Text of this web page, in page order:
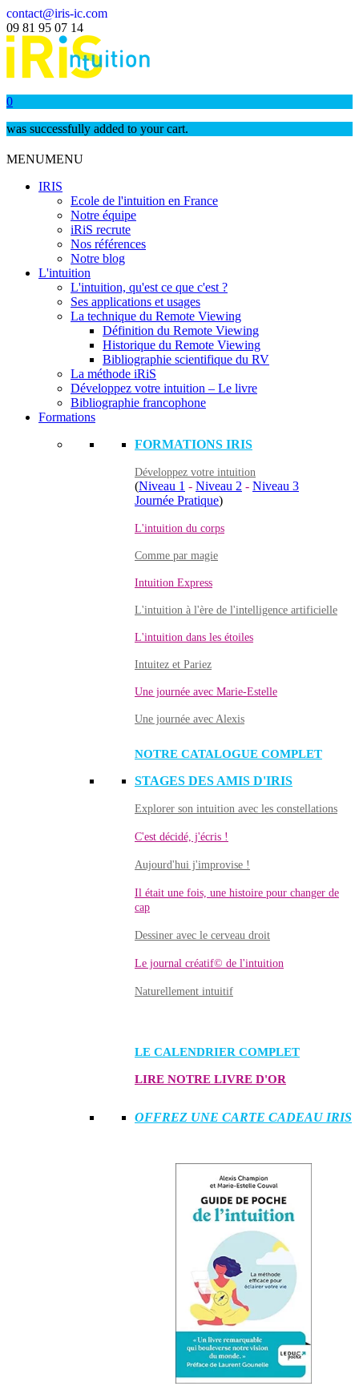
contact@iris-ic.com
09 81 95 07 14
0
was successfully added to your cart.
MENUMENU
IRIS
Ecole de l'intuition en France
Notre équipe
iRiS recrute
Nos références
Notre blog
L'intuition
L'intuition, qu'est ce que c'est ?
Ses applications et usages
La technique du Remote Viewing
Définition du Remote Viewing
Historique du Remote Viewing
Bibliographie scientifique du RV
La méthode iRiS
Développez votre intuition – Le livre
Bibliographie francophone
Formations
FORMATIONS IRIS
Développez votre intuition
(Niveau 1 - Niveau 2 - Niveau 3
Journée Pratique)
L'intuition du corps
Comme par magie
Intuition Express
L'intuition à l'ère de l'intelligence artificielle
L'intuition dans les étoiles
Intuitez et Pariez
Une journée avec Marie-Estelle
Une journée avec Alexis
NOTRE CATALOGUE COMPLET
STAGES DES AMIS D'IRIS
Explorer son intuition avec les constellations
C'est décidé, j'écris !
Aujourd'hui j'improvise !
Il était une fois, une histoire pour changer de
cap
Dessiner avec le cerveau droit
Le journal créatif© de l'intuition
Naturellement intuitif
LE CALENDRIER COMPLET
LIRE NOTRE LIVRE D'OR
OFFREZ UNE CARTE CADEAU IRIS